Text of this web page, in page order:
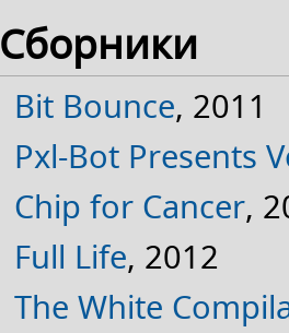
Сборники
Bit Bounce, 2011
Pxl-Bot Presents
Chip for Cancer,
Full Life, 2012
The White